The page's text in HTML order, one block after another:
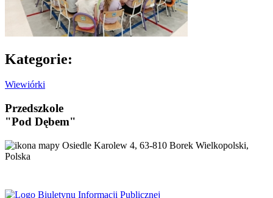
Kategorie:
Wiewiórki
Przedszkole
"Pod Dębem"
Osiedle Karolew 4, 63-810 Borek Wielkopolski,
Polska